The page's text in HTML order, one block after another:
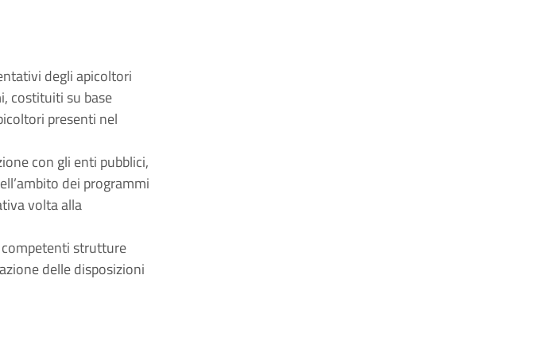
degli apicoltori
costituiti su base
presenti nel
con gli enti pubblici,
dei programmi
volta alla
competenti strutture
delle disposizioni